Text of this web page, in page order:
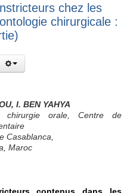
chez les
chirurgicale :
I. BEN YAHYA
chirurgie orale, Centre de
Casablanca,
Maroc